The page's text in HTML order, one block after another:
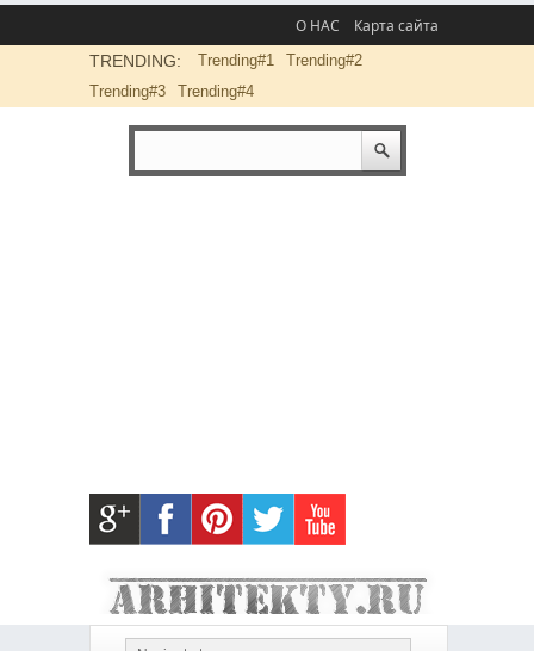
О НАС Карта сайта
TRENDING: Trending#1
Trending#2
Trending#3
Trending#4